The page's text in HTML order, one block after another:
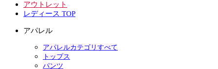
アウトレット
レディース TOP
アパレル
アパレルカテゴリすべて
トップス
パンツ